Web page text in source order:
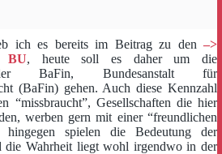
ich es bereits im Beitrag zu den –>
BU, heute soll es daher um die
der BaFin, Bundesanstalt für
(BaFin) gehen. Auch diese Kennzahl
“missbraucht”, Gesellschaften die hier
werben gern mit einer “freundlichen
hingegen spielen die Bedeutung der
die Wahrheit liegt wohl irgendwo in der